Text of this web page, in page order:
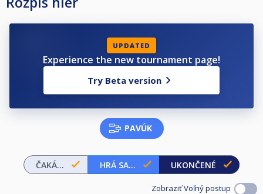
UPDATED
Experience the new tournament page!
Try Beta version
PAVÚK
ČAKÁ... HRÁ SA... UKONČENÉ
Zobraziť Voľný postup